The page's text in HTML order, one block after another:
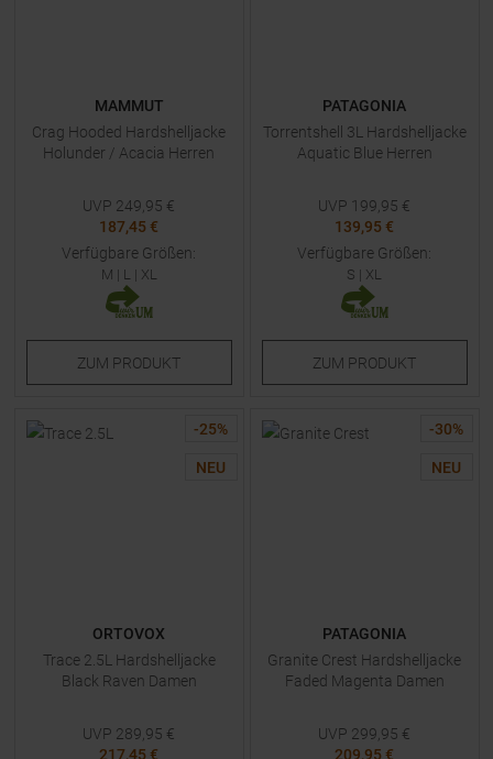
MAMMUT
Crag Hooded Hardshelljacke
Holunder / Acacia Herren
UVP 249,95 €
187,45 €
Verfügbare Größen:
M | L | XL
ZUM PRODUKT
PATAGONIA
Torrentshell 3L Hardshelljacke
Aquatic Blue Herren
UVP 199,95 €
139,95 €
Verfügbare Größen:
S | XL
ZUM PRODUKT
-25%
NEU
ORTOVOX
Trace 2.5L Hardshelljacke
Black Raven Damen
UVP 289,95 €
217,45 €
-30%
NEU
PATAGONIA
Granite Crest Hardshelljacke
Faded Magenta Damen
UVP 299,95 €
209,95 €